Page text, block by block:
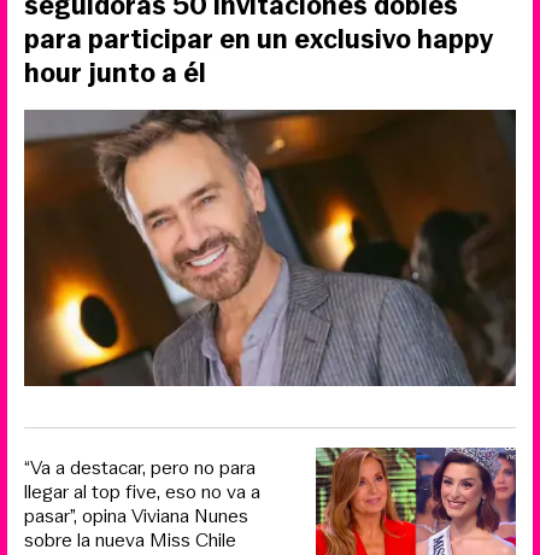
para participar en un exclusivo happy
hour junto a él
“Va a destacar, pero no para
llegar al top five, eso no va a
pasar”, opina Viviana Nunes
sobre la nueva Miss Chile